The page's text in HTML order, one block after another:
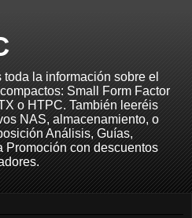
la información sobre el
Small Form Factor
o HTPC. También leeréis
NAS, almacenamiento, o
Análisis, Guías,
Promoción con descuentos